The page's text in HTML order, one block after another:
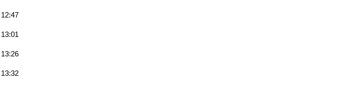
12:47
13:01
13:26
13:32